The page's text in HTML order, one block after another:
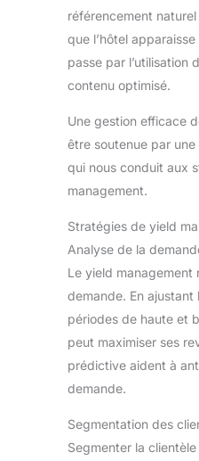
référencement
que l’hôtel
passe par l’utilisation
contenu optimisé.
Une gestion efficace
être soutenue par
qui nous conduit aux
management.
Stratégies de yield
Analyse de la
Le yield management
demande. En
périodes de haute et
peut maximiser ses
prédictive aident à
demande.
Segmentation des
Segmenter la